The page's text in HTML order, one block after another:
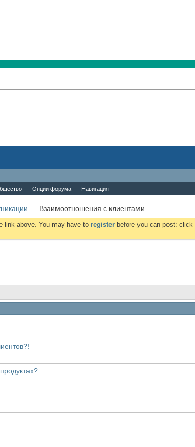
Опции форума Навигация
Взаимоотношения с клиентами
link above. You may have to register before you can post: